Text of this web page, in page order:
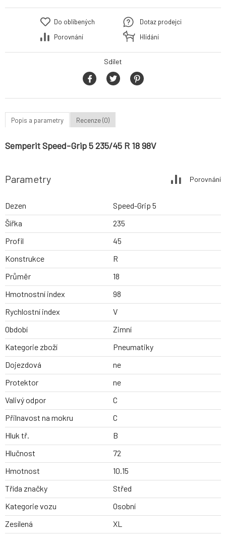
Do oblíbených
Porovnání
Dotaz prodejci
Hlídání
Sdílet
Popis a parametry Recenze (0)
Semperit Speed-Grip 5 235/45 R 18 98V
Parametry Porovnání
Dezen
Speed-Grip 5
Šířka
235
Profil
45
Konstrukce
R
Průměr
18
Hmotnostní index
98
Rychlostní index
V
Období
Zimní
Kategorie zboží
Pneumatiky
Dojezdová
ne
Protektor
ne
Valivý odpor
C
Přilnavost na mokru
C
Hluk tř.
B
Hlučnost
72
Hmotnost
10.15
Třída značky
Střed
Kategorie vozu
Osobní
Zesílená
XL